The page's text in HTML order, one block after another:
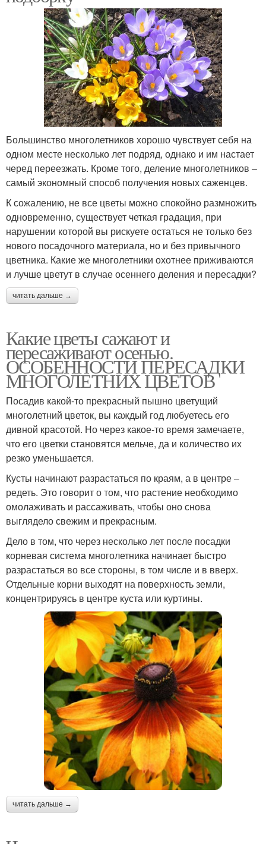
Большинство многолетников хорошо чувствует себя на
одном месте несколько лет подряд, однако и им настает
черед переезжать. Кроме того, деление многолетников –
самый экономный способ получения новых саженцев.
К сожалению, не все цветы можно спокойно размножить
одновременно, существует четкая градация, при
нарушении которой вы рискуете остаться не только без
нового посадочного материала, но и без привычного
цветника. Какие же многолетники охотнее приживаются
и лучше цветут в случае осеннего деления и пересадки?
читать дальше →
Какие цветы сажают и
пересаживают осенью.
ОСОБЕННОСТИ ПЕРЕСАДКИ
МНОГОЛЕТНИХ ЦВЕТОВ
Посадив какой-то прекрасный пышно цветущий
многолетний цветок, вы каждый год любуетесь его
дивной красотой. Но через какое-то время замечаете,
что его цветки становятся мельче, да и количество их
резко уменьшается.
Кусты начинают разрастаться по краям, а в центре –
редеть. Это говорит о том, что растение необходимо
омолаживать и рассаживать, чтобы оно снова
выглядело свежим и прекрасным.
Дело в том, что через несколько лет после посадки
корневая система многолетника начинает быстро
разрастаться во все стороны, в том числе и в вверх.
Отдельные корни выходят на поверхность земли,
концентрируясь в центре куста или куртины.
читать дальше →